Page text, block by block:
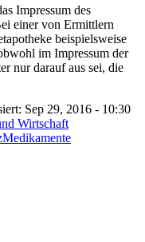
Impressum des
einer von Ermittlern
beispielsweise
im Impressum der
nur darauf aus sei, die
Sep 29, 2016 - 10:30
Wirtschaft
Medikamente